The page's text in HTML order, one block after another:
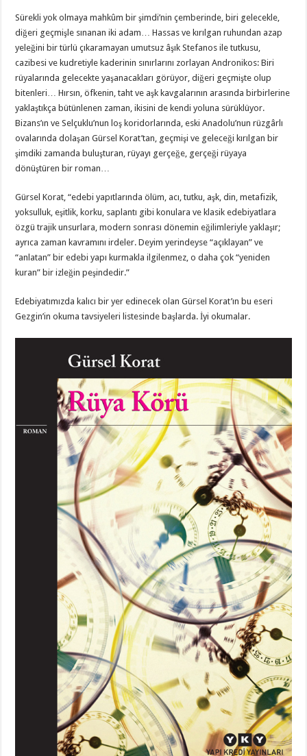
Sürekli yok olmaya mahkûm bir şimdi’nin çemberinde, biri gelecekle,
diğeri geçmişle sınanan iki adam… Hassas ve kırılgan ruhundan azap
yeleğini bir türlü çıkaramayan umutsuz âşık Stefanos ile tutkusu,
cazibesi ve kudretiyle kaderinin sınırlarını zorlayan Andronikos: Biri
rüyalarında gelecekte yaşanacakları görüyor, diğeri geçmişte olup
bitenleri… Hırsın, öfkenin, taht ve aşk kavgalarının arasında birbirlerine
yaklaştıkça bütünlenen zaman, ikisini de kendi yoluna sürüklüyor.
Bizans’ın ve Selçuklu’nun loş koridorlarında, eski Anadolu’nun rüzgârlı
ovalarında dolaşan Gürsel Korat’tan, geçmişi ve geleceği kırılgan bir
şimdiki zamanda buluşturan, rüyayı gerçeğe, gerçeği rüyaya
dönüştüren bir roman…
Gürsel Korat, “edebi yapıtlarında ölüm, acı, tutku, aşk, din, metafizik,
yoksulluk, eşitlik, korku, saplantı gibi konulara ve klasik edebiyatlara
özgü trajik unsurlara, modern sonrası dönemin eğilimleriyle yaklaşır;
ayrıca zaman kavramını irdeler. Deyim yerindeyse “açıklayan” ve
“anlatan” bir edebi yapı kurmakla ilgilenmez, o daha çok “yeniden
kuran” bir izleğin peşindedir.”
Edebiyatımızda kalıcı bir yer edinecek olan Gürsel Korat’ın bu eseri
Gezgin’in okuma tavsiyeleri listesinde başlarda. İyi okumalar.